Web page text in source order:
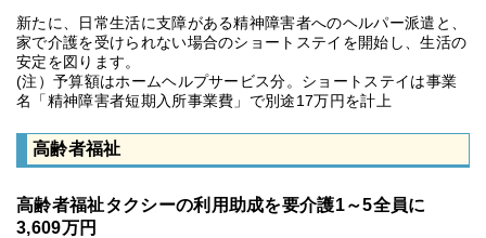
新たに、日常生活に支障がある精神障害者へのヘルパー派遣と、
家で介護を受けられない場合のショートステイを開始し、生活の
安定を図ります。
(注）予算額はホームヘルプサービス分。ショートステイは事業
名「精神障害者短期入所事業費」で別途17万円を計上
高齢者福祉
高齢者福祉タクシーの利用助成を要介護1～5全員に
3,609万円